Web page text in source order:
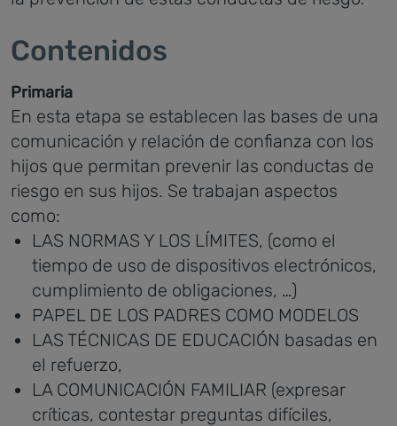
Contenidos
Primaria
En esta etapa se establecen las bases de una
comunicación y relación de confianza con los
hijos que permitan prevenir las conductas de
riesgo en sus hijos. Se trabajan aspectos
como:
LAS NORMAS Y LOS LÍMITES, (como el
tiempo de uso de dispositivos electrónicos,
cumplimiento de obligaciones, …)
PAPEL DE LOS PADRES COMO MODELOS
LAS TÉCNICAS DE EDUCACIÓN basadas en
el refuerzo,
LA COMUNICACIÓN FAMILIAR (expresar
críticas, contestar preguntas difíciles,